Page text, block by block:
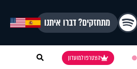
מתחזקים? דברו איתנו
הצטרפו למועדון